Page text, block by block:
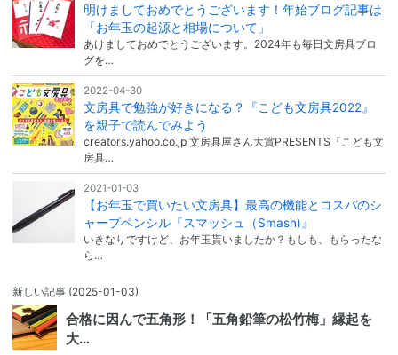
明けましておめでとうございます！年始ブログ記事は
「お年玉の起源と相場について」
あけましておめでとうございます。2024年も毎日文房具ブロ
グを…
2022-04-30
文房具で勉強が好きになる？『こども文房具2022』
を親子で読んでみよう
creators.yahoo.co.jp 文房具屋さん大賞PRESENTS『こども文
房具…
2021-01-03
【お年玉で買いたい文房具】最高の機能とコスパのシ
ャープペンシル『スマッシュ（Smash)』
いきなりですけど、お年玉貰いましたか？もしも、もらったな
ら…
新しい記事 (2025-01-03)
合格に因んで五角形！「五角鉛筆の松竹梅」縁起を
大…